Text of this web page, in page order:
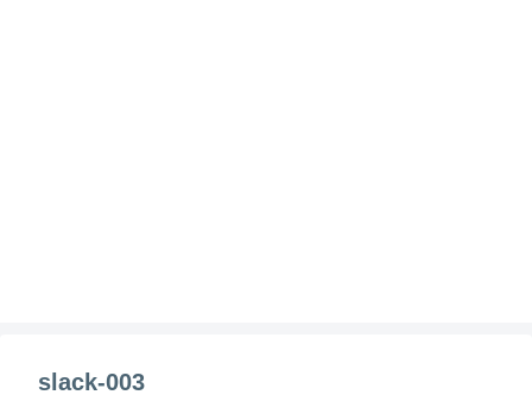
slack-003